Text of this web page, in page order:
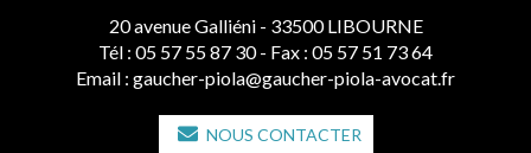
20 avenue Galliéni - 33500 LIBOURNE
Tél : 05 57 55 87 30 - Fax : 05 57 51 73 64
Email : gaucher-piola@gaucher-piola-avocat.fr
NOUS CONTACTER